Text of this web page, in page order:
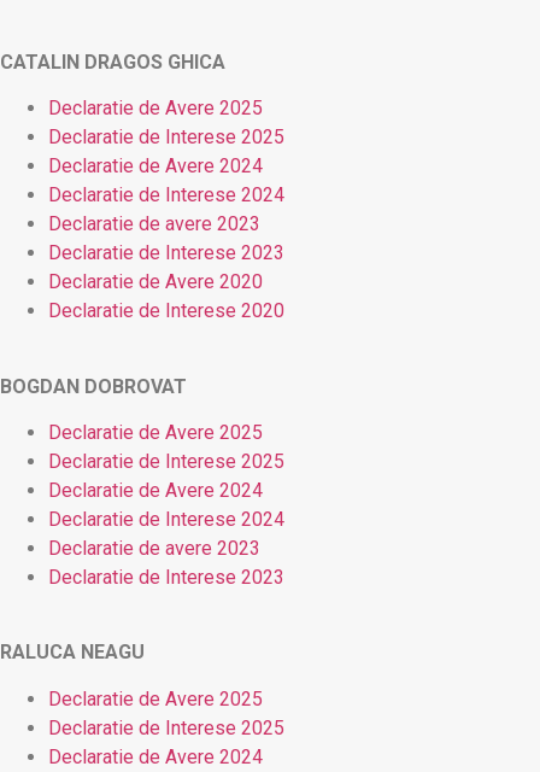
CATALIN DRAGOS GHICA
Declaratie de Avere 2025
Declaratie de Interese 2025
Declaratie de Avere 2024
Declaratie de Interese 2024
Declaratie de avere 2023
Declaratie de Interese 2023
Declaratie de Avere 2020
Declaratie de Interese 2020
BOGDAN DOBROVAT
Declaratie de Avere 2025
Declaratie de Interese 2025
Declaratie de Avere 2024
Declaratie de Interese 2024
Declaratie de avere 2023
Declaratie de Interese 2023
RALUCA NEAGU
Declaratie de Avere 2025
Declaratie de Interese 2025
Declaratie de Avere 2024